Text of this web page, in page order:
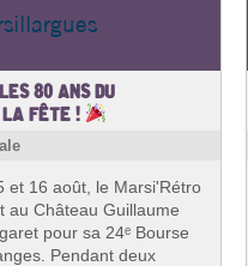
80 ANS DU
FÊTE !
et 16 août, le Marsi'Rétro
au Château Guillaume
pour sa 24ᵉ Bourse
Pendant deux